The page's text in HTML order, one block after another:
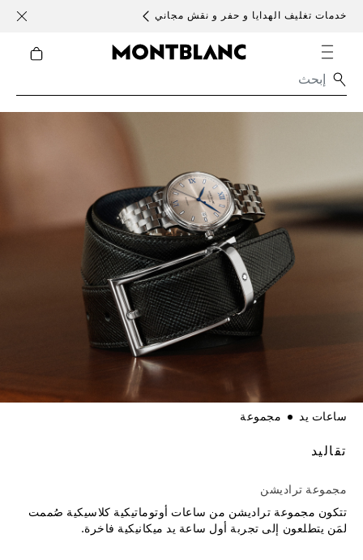
خدمات تغليف الهدايا و حفر و نقش مجاني
الأحد
ساعات يد مجموعة
تقاليد
مجموعة تراديشن
تتكون مجموعة تراديشن من ساعات أوتوماتيكية كلاسيكية صُممت
لمَن يتطلعون إلى تجربة أول ساعة يد ميكانيكية فاخرة.